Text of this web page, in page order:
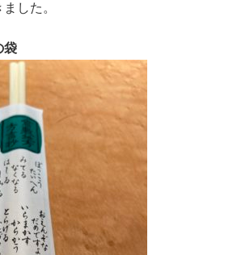
した。
袋